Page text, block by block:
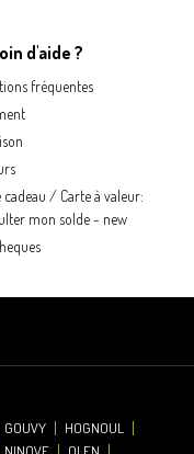
d'aide ?
fréquentes
cadeau / Carte à valeur:
mon solde - new
GOUVY
HOGNOUL